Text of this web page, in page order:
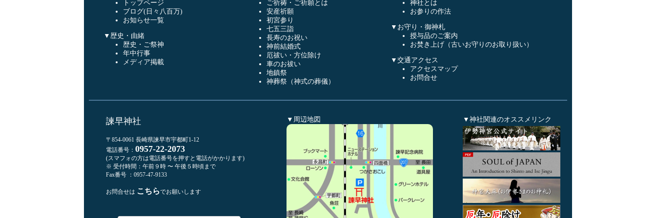
トップページ
ブログ(日々八百万)
お知らせ一覧
▼歴史・由緒
歴史・ご祭神
年中行事
メディア掲載
ご祈祷・ご祈願とは
安産祈願
初宮参り
七五三詣
長寿のお祝い
神前結婚式
厄祓い・方位除け
車のお祓い
地鎮祭
神葬祭（神式の葬儀）
神社とは
お参りの作法
▼お守り・御神札
授与品のご案内
お焚き上げ（古いお守りのお取り扱い）
▼交通アクセス
アクセスマップ
お問合せ
諫早神社
〒854-0061 長崎県諫早市宇都町1-12
電話番号： 0957-22-2073
(スマフォの方は電話番号を押すと電話がかかります)
※ 受付時間：午前９時 〜 午後５時頃まで
Fax番号 ：0957-47-9133
お問合せは こちらでお願いします
▼周辺地図 ▼神社関連のオススメリンク